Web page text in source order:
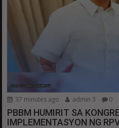
37 minutes ago admin 3 0
PBBM HUMIRIT SA
IMPLEMENTASYON NG